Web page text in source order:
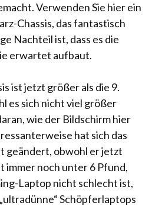
Verwenden Sie hier ein
Chassis, das fantastisch
Nachteil ist, dass es die
erwartet aufbaut.
ist jetzt größer als die 9.
es sich nicht viel größer
wie der Bildschirm hier
hat sich das
geändert, obwohl er jetzt
immer noch unter 6 Pfund,
Laptop nicht schlecht ist,
Schöpferlaptops